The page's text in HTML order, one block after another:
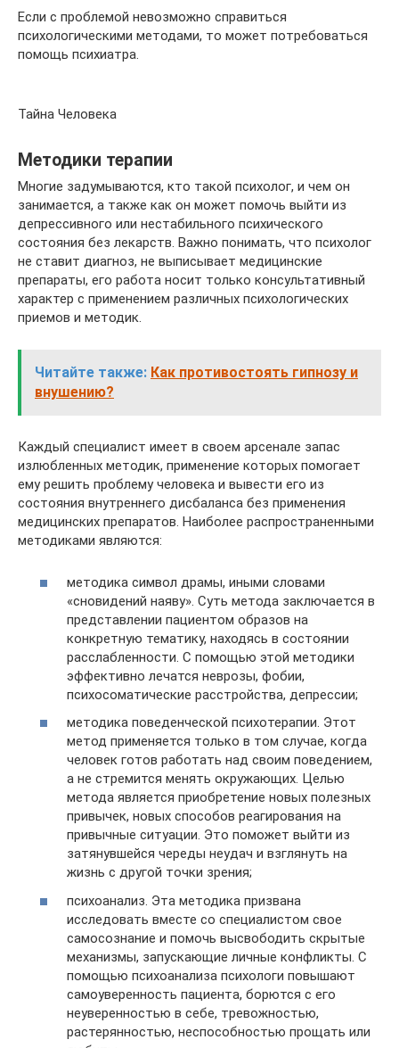
Если с проблемой невозможно справиться
психологическими методами, то может потребоваться
помощь психиатра.
Тайна Человека
Методики терапии
Многие задумываются, кто такой психолог, и чем он
занимается, а также как он может помочь выйти из
депрессивного или нестабильного психического
состояния без лекарств. Важно понимать, что психолог
не ставит диагноз, не выписывает медицинские
препараты, его работа носит только консультативный
характер с применением различных психологических
приемов и методик.
Читайте также: Как противостоять гипнозу и
внушению?
Каждый специалист имеет в своем арсенале запас
излюбленных методик, применение которых помогает
ему решить проблему человека и вывести его из
состояния внутреннего дисбаланса без применения
медицинских препаратов. Наиболее распространенными
методиками являются:
методика символ драмы, иными словами
«сновидений наяву». Суть метода заключается в
представлении пациентом образов на
конкретную тематику, находясь в состоянии
расслабленности. С помощью этой методики
эффективно лечатся неврозы, фобии,
психосоматические расстройства, депрессии;
методика поведенческой психотерапии. Этот
метод применяется только в том случае, когда
человек готов работать над своим поведением,
а не стремится менять окружающих. Целью
метода является приобретение новых полезных
привычек, новых способов реагирования на
привычные ситуации. Это поможет выйти из
затянувшейся череды неудач и взглянуть на
жизнь с другой точки зрения;
психоанализ. Эта методика призвана
исследовать вместе со специалистом свое
самосознание и помочь высвободить скрытые
механизмы, запускающие личные конфликты. С
помощью психоанализа психологи повышают
самоуверенность пациента, борются с его
неуверенностью в себе, тревожностью,
растерянностью, неспособностью прощать или